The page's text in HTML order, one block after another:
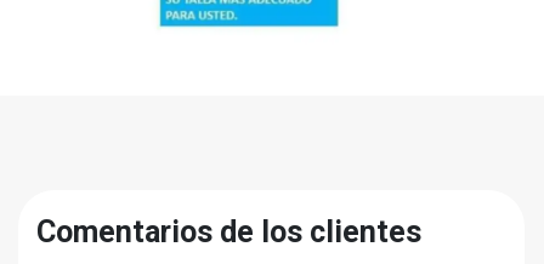
Comentarios de los clientes